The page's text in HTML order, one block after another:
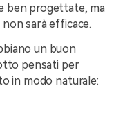
ben progettate, ma
sarà efficace.
un buon
pensati per
in modo naturale: